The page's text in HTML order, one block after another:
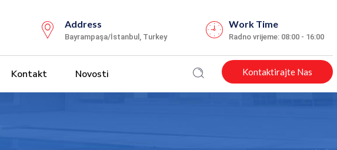
Address
Bayrampaşa/İstanbul, Turkey
Work Time
Radno vrijeme: 08:00 - 16:00
Kontakt Novosti Kontaktirajte Nas